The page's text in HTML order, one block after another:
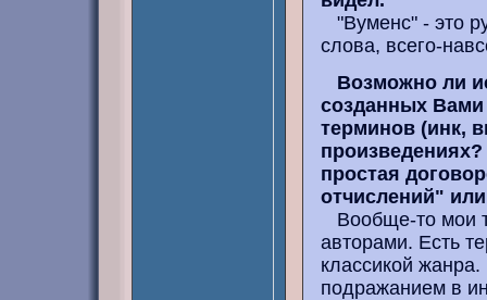
"Вуменс" - это
слова, всего-
Возможно ли
созданных Вами
терминов (инк,
простая
отчислений"
Вообще-то мои
авторами. Есть
классикой
подражанием в